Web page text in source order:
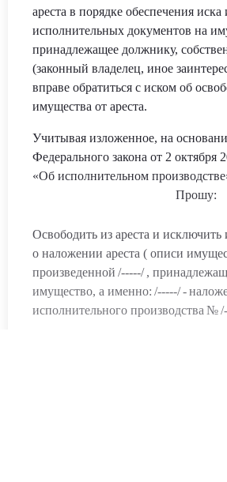
ареста в порядке обеспечения
исполнительных документов на
принадлежащее должнику,
(законный владелец, иное
вправе обратиться с иском об
имущества от ареста.
Учитывая изложенное, на
Федерального закона от 2 октября
«Об исполнительном
Прошу:
Освободить из ареста и исключить
о наложении ареста ( описи
произведенной /-----/ ,
имущество, а именно: /-----/-
исполнительного производства №